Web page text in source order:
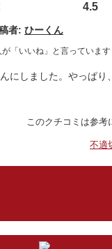
4.5
者: ひーくん
が「いいね」と言っています
にしました。やっぱり
このクチコミは参考
不適